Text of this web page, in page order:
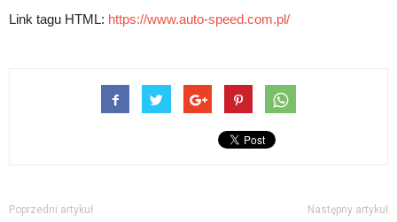
Link tagu HTML: https://www.auto-speed.com.pl/
Poprzedni artykuł Następny artykuł